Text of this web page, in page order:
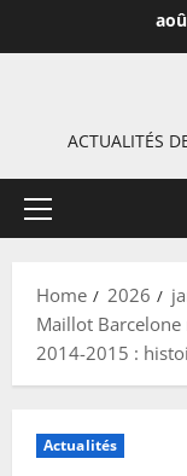
ACTUALITÉS
Primary
Home 2026
Maillot
2014-2015 :
Actualités